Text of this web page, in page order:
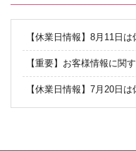
【休業日情報】8月11日
【重要】お客様情報に関
【休業日情報】7月20日